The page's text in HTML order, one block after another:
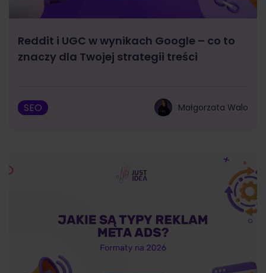
Reddit i UGC w wynikach Google – co to
znaczy dla Twojej strategii treści
SEO Małgorzata Walo